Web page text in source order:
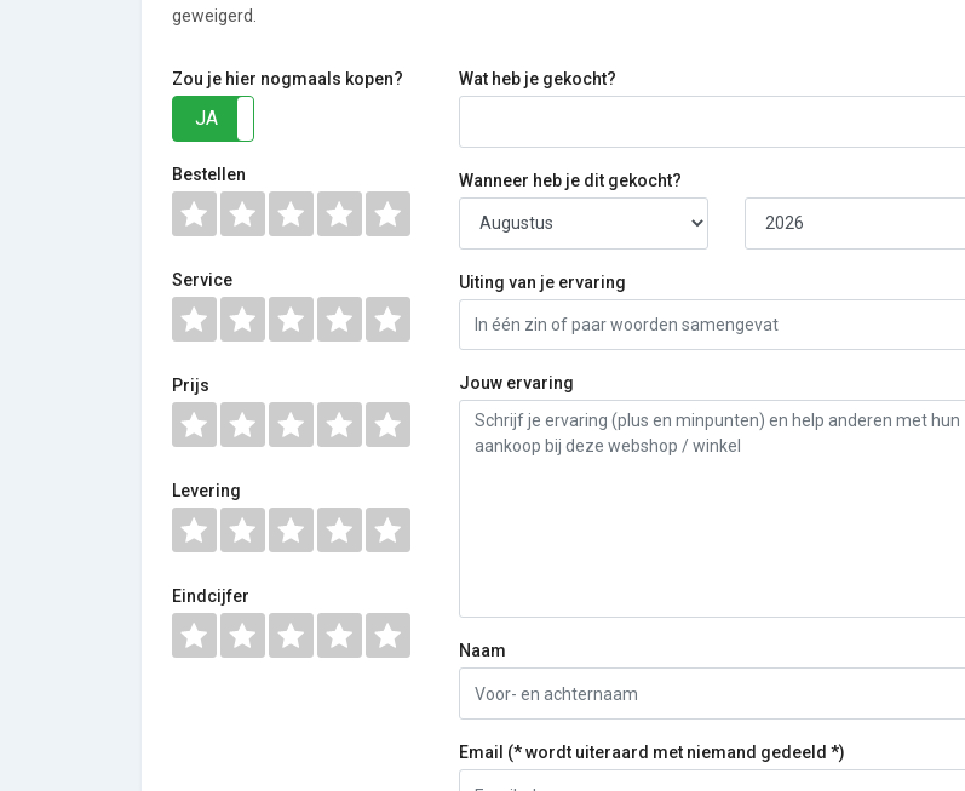
geweigerd.
Zou je hier nogmaals kopen?
JA
Bestellen
Service
Prijs
Levering
Eindcijfer
Wat heb je gekocht?
Wanneer heb je dit gekocht?
Uiting van je ervaring
Jouw ervaring
Naam
Email (* wordt uiteraard met niemand gedeeld *)